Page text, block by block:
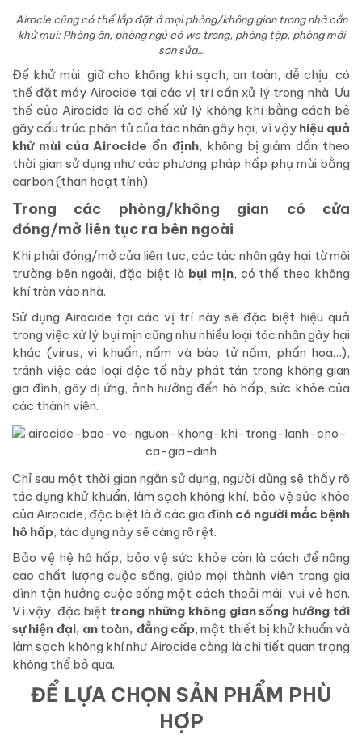
Airocie cũng có thể lắp đặt ở mọi phòng/không gian trong nhà cần
khử mùi: Phòng ăn, phòng ngủ có wc trong, phòng tập, phòng mới
sơn sửa…
Để khử mùi, giữ cho không khí sạch, an toàn, dễ chịu, có
thể đặt máy Airocide tại các vị trí cần xử lý trong nhà. Ưu
thế của Airocide là cơ chế xử lý không khí bằng cách bẻ
gãy cấu trúc phân tử của tác nhân gây hại, vì vậy hiệu quả
khử mùi của Airocide ổn định, không bị giảm dần theo
thời gian sử dụng như các phương pháp hấp phụ mùi bằng
carbon (than hoạt tính).
Trong các phòng/không gian có cửa
đóng/mở liên tục ra bên ngoài
Khi phải đóng/mở cửa liên tục, các tác nhân gây hại từ môi
trường bên ngoài, đặc biệt là bụi mịn, có thể theo không
khí tràn vào nhà.
Sử dụng Airocide tại các vị trí này sẽ đặc biệt hiệu quả
trong việc xử lý bụi mịn cũng như nhiều loại tác nhân gây hại
khác (virus, vi khuẩn, nấm và bào tử nấm, phấn hoa…),
tránh việc các loại độc tố này phát tán trong không gian
gia đình, gây dị ứng, ảnh hưởng đến hô hấp, sức khỏe của
các thành viên.
Chỉ sau một thời gian ngắn sử dụng, người dùng sẽ thấy rõ
tác dụng khử khuẩn, làm sạch không khí, bảo vệ sức khỏe
của Airocide, đặc biệt là ở các gia đình có người mắc bệnh
hô hấp, tác dụng này sẽ càng rõ rệt.
Bảo vệ hệ hô hấp, bảo vệ sức khỏe còn là cách để nâng
cao chất lượng cuộc sống, giúp mọi thành viên trong gia
đình tận hưởng cuộc sống một cách thoải mái, vui vẻ hơn.
Vì vậy, đặc biệt trong những không gian sống hướng tới
sự hiện đại, an toàn, đẳng cấp, một thiết bị khử khuẩn và
làm sạch không khí như Airocide càng là chi tiết quan trọng
không thể bỏ qua.
ĐỂ LỰA CHỌN SẢN PHẨM PHÙ
HỢP